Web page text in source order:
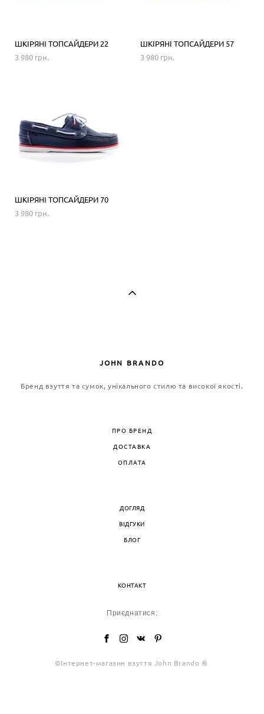
ШКІРЯНІ ТОПСАЙДЕРИ 22
3 980 грн.
ШКІРЯНІ ТОПСАЙДЕРИ 57
3 980 грн.
ШКІРЯНІ ТОПСАЙДЕРИ 70
3 980 грн.
JOHN BRANDO
Бренд взуття та сумок, унікального стилю та високої якості.
ПРО БРЕНД
ДОСТАВКА
ОПЛАТА
ДОГЛЯД
ВІДГУКИ
БЛОГ
КОНТАКТ
Приєднатися:
©Інтернет-магазин взуття John Brando ®